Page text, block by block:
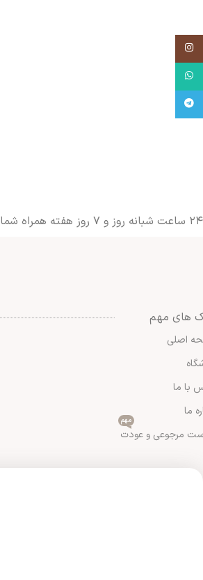
۲۴ ساعت شبانه روز و ۷ روز هفته همراه شماییم
های مهم
اصلی
با ما
ما
مرجوعی و عودت
مهم